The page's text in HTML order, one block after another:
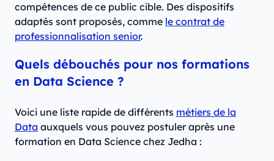
compétences de ce public cible. Des dispositifs
adaptés sont proposés, comme le contrat de
professionnalisation senior.
Quels débouchés pour nos formations
en Data Science ?
Voici une liste rapide de différents métiers de la
Data auxquels vous pouvez postuler après une
formation en Data Science chez Jedha :